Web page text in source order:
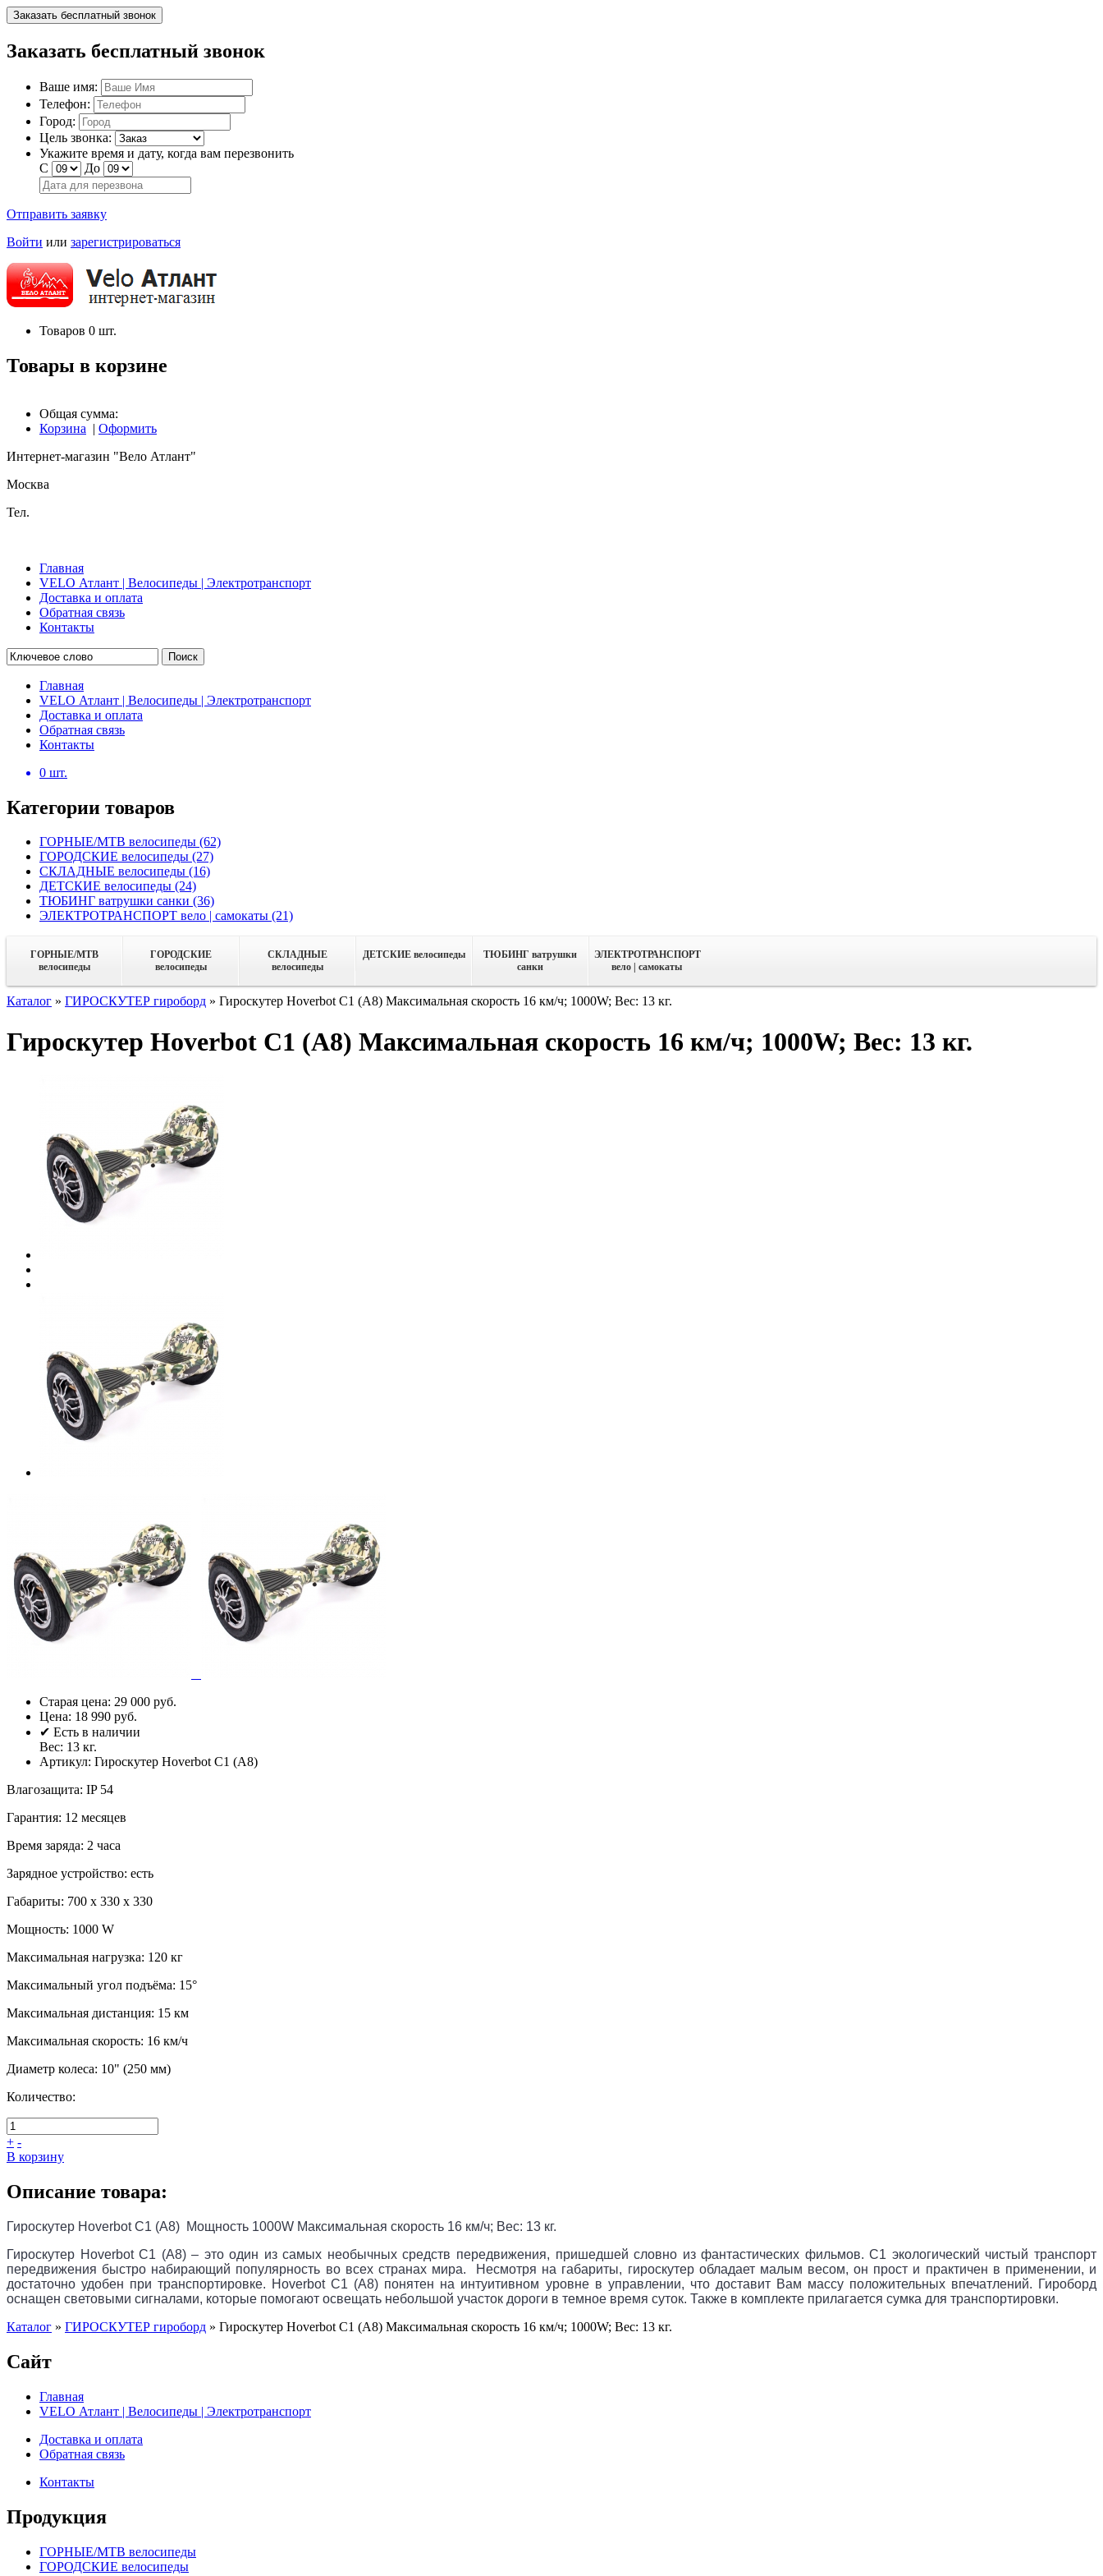
Заказать бесплатный звонок
Заказать бесплатный звонок
Ваше имя:
Телефон:
Город:
Цель звонка:
Укажите время и дату, когда вам перезвонить
С
До
Отправить заявку
Войти или зарегистрироваться
Товаров 0 шт.
Товары в корзине
Общая сумма:
Корзина | Оформить
Интернет-магазин "Вело Атлант"
Москва
Тел.
Главная
VELO Атлант | Велосипеды | Электротранспорт
Доставка и оплата
Обратная связь
Контакты
Поиск
Главная
VELO Атлант | Велосипеды | Электротранспорт
Доставка и оплата
Обратная связь
Контакты
0 шт.
Категории товаров
ГОРНЫЕ/MTB велосипеды (62)
ГОРОДСКИЕ велосипеды (27)
СКЛАДНЫЕ велосипеды (16)
ДЕТСКИЕ велосипеды (24)
ТЮБИНГ ватрушки санки (36)
ЭЛЕКТРОТРАНСПОРТ вело | самокаты (21)
ГОРНЫЕ/MTB
велосипеды
ГОРОДСКИЕ
велосипеды
СКЛАДНЫЕ
велосипеды
ДЕТСКИЕ велосипеды
ТЮБИНГ ватрушки
санки
ЭЛЕКТРОТРАНСПОРТ
вело | самокаты
Каталог » ГИРОСКУТЕР гироборд » Гироскутер Hoverbot C1 (А8) Максимальная скорость 16 км/ч; 1000W; Вес: 13 кг.
Гироскутер Hoverbot C1 (А8) Максимальная скорость 16 км/ч; 1000W; Вес: 13 кг.
Старая цена: 29 000 руб.
Цена: 18 990 руб.
✔ Есть в наличии
Вес: 13 кг.
Артикул: Гироскутер Hoverbot C1 (А8)
Влагозащита: IP 54
Гарантия: 12 месяцев
Время заряда: 2 часа
Зарядное устройство: есть
Габариты: 700 х 330 х 330
Мощность: 1000 W
Максимальная нагрузка: 120 кг
Максимальный угол подъёма: 15°
Максимальная дистанция: 15 км
Максимальная скорость: 16 км/ч
Диаметр колеса: 10" (250 мм)
Количество:
+ -
В корзину
Описание товара:
Гироскутер HoverbotC1 (А8) Мощность 1000W Максимальная скорость 16 км/ч; Вес: 13 кг.
Гироскутер Hoverbot C1 (А8) – это один из самых необычных средств передвижения, пришедшей словно из фантастических фильмов. C1 экологический чистый транспорт
передвижения быстро набирающий популярность во всех странах мира. Несмотря на габариты, гироскутер обладает малым весом, он прост и практичен в применении, и
достаточно удобен при транспортировке. Hoverbot C1 (А8) понятен на интуитивном уровне в управлении, что доставит Вам массу положительных впечатлений. Гироборд
оснащен световыми сигналами, которые помогают освещать небольшой участок дороги в темное время суток. Также в комплекте прилагается сумка для транспортировки.
Каталог » ГИРОСКУТЕР гироборд » Гироскутер Hoverbot C1 (А8) Максимальная скорость 16 км/ч; 1000W; Вес: 13 кг.
Сайт
Главная
VELO Атлант | Велосипеды | Электротранспорт
Доставка и оплата
Обратная связь
Контакты
Продукция
ГОРНЫЕ/MTB велосипеды
ГОРОДСКИЕ велосипеды